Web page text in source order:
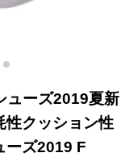
ーズ2019夏新
性クッション性
ーズ2019 F